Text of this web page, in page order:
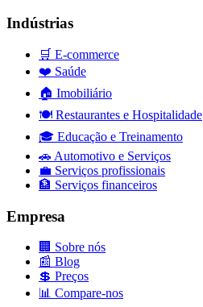
Indústrias
🛒 E-commerce
❤️ Saúde
🏠 Imobiliário
🍽️ Restaurantes e Hospitalidade
🎓 Educação e Treinamento
🚗 Automotivo e Serviços
💼 Serviços profissionais
🏦 Serviços financeiros
Empresa
🏢 Sobre nós
📰 Blog
💲 Preços
📊 Compare-nos